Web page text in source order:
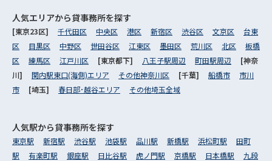
人気エリアから貸事務所を探す
[東京23区] 千代田区 中央区 港区 新宿区 渋谷区 文京区
台東
区
目黒区 中野区 世田谷区 江東区 墨田区 荒川区 北区
板橋
区
練馬区 江戸川区 [東京都下] 八王子駅周辺 町田駅周辺
[神奈
川] 関内駅東口(海側)エリア その他神奈川区 [千葉] 船橋市
市川
市
[埼玉] 春日部･越谷エリア その他埼玉全域
人気駅から貸事務所を探す
東京駅 新宿駅 渋谷駅 池袋駅 品川駅 新橋駅 浜松町駅
田町
駅
有楽町駅 銀座駅 日比谷駅 虎ノ門駅 京橋駅 日本橋駅
九段